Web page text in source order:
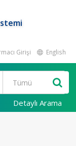
Girişi English
Detaylı Arama